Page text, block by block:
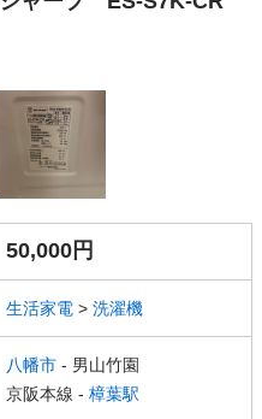
50,000円
生活家電 > 洗濯機
八幡市 - 男山竹園
京阪本線 - 樟葉駅